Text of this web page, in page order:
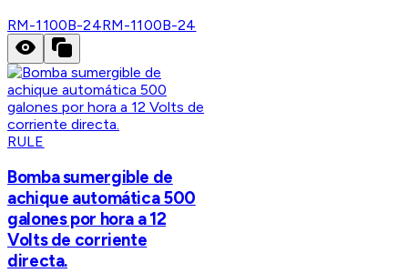
RM-1100B-24RM-1100B-24
RULE
Bomba sumergible de
achique automática 500
galones por hora a 12
Volts de corriente
directa.